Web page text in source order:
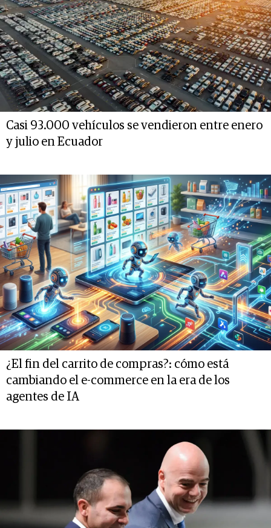
Casi 93.000 vehículos se vendieron entre enero
y julio en Ecuador
¿El fin del carrito de compras?: cómo está
cambiando el e-commerce en la era de los
agentes de IA